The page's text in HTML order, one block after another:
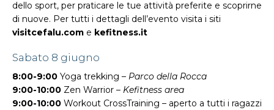
dello sport, per praticare le tue attività preferite e scoprirne
di nuove. Per tutti i dettagli dell’evento visita i siti
visitcefalu.com e kefitness.it
Sabato 8 giugno
8:00-9:00 Yoga trekking – Parco della Rocca
9:00-10:00 Zen Warrior – Kefitness area
9:00-10:00 Workout CrossTraining – aperto a tutti i ragazzi